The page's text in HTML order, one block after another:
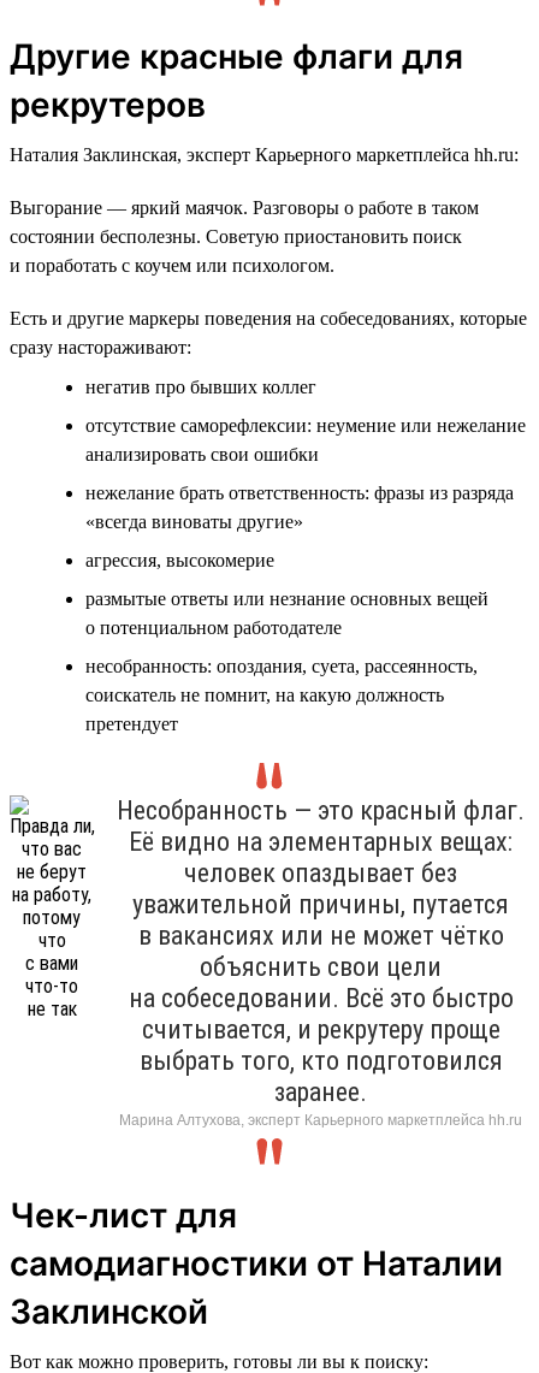
Другие красные флаги для
рекрутеров
Наталия Заклинская, эксперт Карьерного маркетплейса hh.ru:
Выгорание — яркий маячок. Разговоры о работе в таком
состоянии бесполезны. Советую приостановить поиск
и поработать с коучем или психологом.
Есть и другие маркеры поведения на собеседованиях, которые
сразу настораживают:
негатив про бывших коллег
отсутствие саморефлексии: неумение или нежелание
анализировать свои ошибки
нежелание брать ответственность: фразы из разряда
«всегда виноваты другие»
агрессия, высокомерие
размытые ответы или незнание основных вещей
о потенциальном работодателе
несобранность: опоздания, суета, рассеянность,
соискатель не помнит, на какую должность
претендует
Несобранность — это красный флаг.
Её видно на элементарных вещах:
человек опаздывает без
уважительной причины, путается
в вакансиях или не может чётко
объяснить свои цели
на собеседовании. Всё это быстро
считывается, и рекрутеру проще
выбрать того, кто подготовился
заранее.
Марина Алтухова, эксперт Карьерного маркетплейса hh.ru
Чек-лист для
самодиагностики от Наталии
Заклинской
Вот как можно проверить, готовы ли вы к поиску: